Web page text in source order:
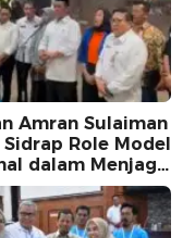
Amran Sulaiman
Role Model
dalam Menjaga
Harga Telur